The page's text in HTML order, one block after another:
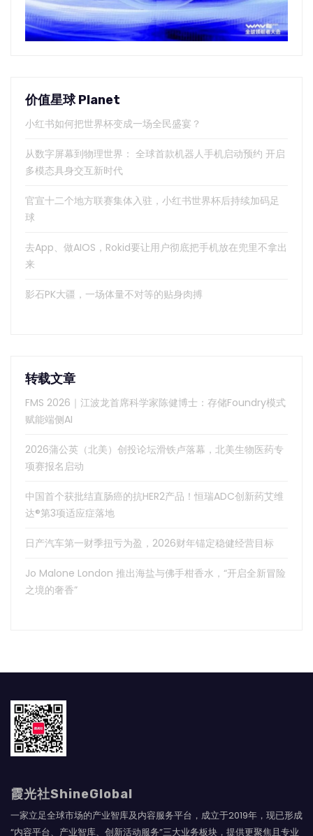
价值星球 Planet
小红书如何把世界杯变成一场全民盛宴？
从数字屏幕到物理世界： 全球首款机器人手机启动预约 开启
多模态具身交互新时代
官宣十二个地方联赛集体入驻，小红书世界杯后持续加码足
球
去App、做AIOS，Rokid要让用户彻底把手机放在兜里不拿出
来
影石PK大疆，一场体量不对等的贴身肉搏
转载文章
FMS 2026｜江波龙首席科学家陈健博士：存储Foundry模式
赋能端侧AI
2026蒲公英（北美）创投论坛滑铁卢落幕，北美生物医药专
项赛报名启动
中国首个获批结直肠癌的抗HER2产品！恒瑞ADC创新药艾维
达®第3项适应症落地
日产汽车第一财季扭亏为盈，2026财年锚定稳健经营目标
Jo Malone London 推出海盐与佛手柑香水，“开启全新冒险
之境的奢香”
霞光社ShineGlobal
一家立足全球市场的产业智库及内容服务平台，成立于2019年，现已形成
“内容平台、产业智库、创新活动服务”三大业务板块，提供更聚焦且专业